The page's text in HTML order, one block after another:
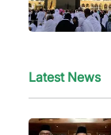
Latest News